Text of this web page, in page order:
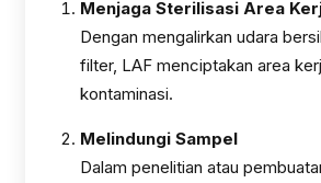
Menjaga Sterilisasi Area
Dengan mengalirkan udara
filter, LAF menciptakan area
kontaminasi.
Melindungi Sampel
Dalam penelitian atau